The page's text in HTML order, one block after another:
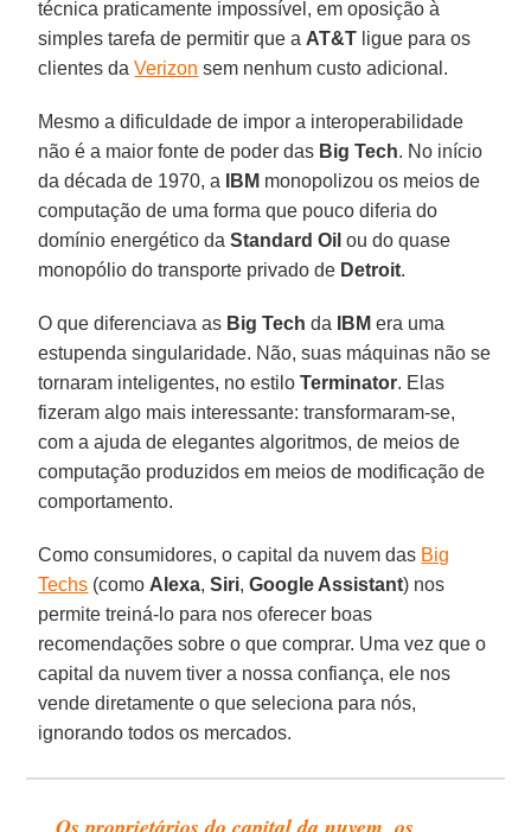
técnica praticamente impossível, em oposição à
simples tarefa de permitir que a AT&T ligue para os
clientes daVerizon sem nenhum custo adicional.
Mesmo a dificuldade de impor a interoperabilidade
não é a maior fonte de poder das Big Tech. No início
da década de 1970, a
IBM monopolizou os meios de
computação de uma forma que pouco diferia do
domínio energético daStandard Oil ou do quase
monopólio do transporte privado de Detroit.
O que diferenciava as Big Tech da IBM era uma
estupenda singularidade. Não, suas máquinas não se
tornaram inteligentes, no estiloTerminator. Elas
fizeram algo mais interessante: transformaram-se,
com a ajuda de elegantes algoritmos, de meios de
computação produzidos em meios de modificação de
comportamento.
Como consumidores, o capital da nuvem das Big
Techs (como Alexa,Siri,Google Assistant) nos
permite treiná-lo para nos oferecer boas
recomendações sobre o que comprar. Uma vez que o
capital da nuvem tiver a nossa confiança, ele nos
vende diretamente o que seleciona para nós,
ignorando todos os mercados.